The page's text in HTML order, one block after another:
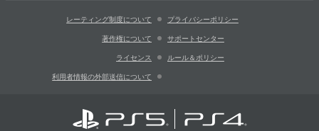
レーティング制度について プライバシーポリシー
著作権について サポートセンター
ライセンス ルール＆ポリシー
利用者情報の外部送信について